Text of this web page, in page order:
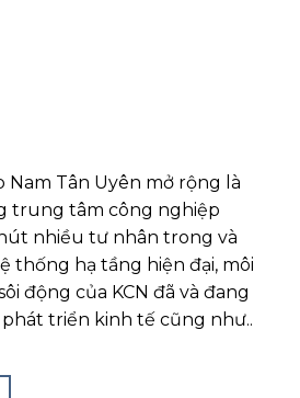
Nam Tân Uyên mở rộng là
trung tâm công nghiệp
nhiều tư nhân trong và
thống hạ tầng hiện đại, môi
động của KCN đã và đang
triển kinh tế cũng như..